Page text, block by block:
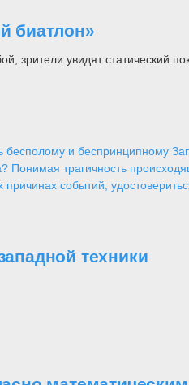
биатлон»
зрители увидят статический
и беспринципному
Понимая трагичность
событий,
техники